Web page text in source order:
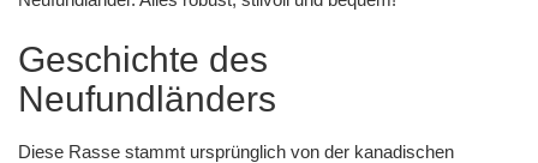
Geschichte des
Neufundländers
Diese Rasse stammt ursprünglich von der kanadischen